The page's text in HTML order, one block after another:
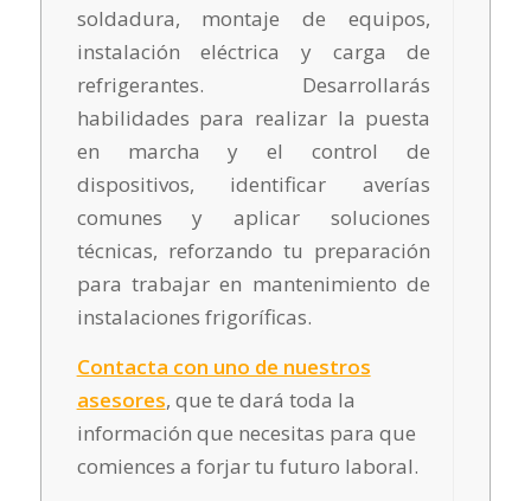
soldadura, montaje de equipos,
instalación eléctrica y carga de
refrigerantes. Desarrollarás
habilidades para realizar la puesta
en marcha y el control de
dispositivos, identificar averías
comunes y aplicar soluciones
técnicas, reforzando tu preparación
para trabajar en mantenimiento de
instalaciones frigoríficas.
Contacta con uno de nuestros
asesores, que te dará toda la
información que necesitas para que
comiences a forjar tu futuro laboral.